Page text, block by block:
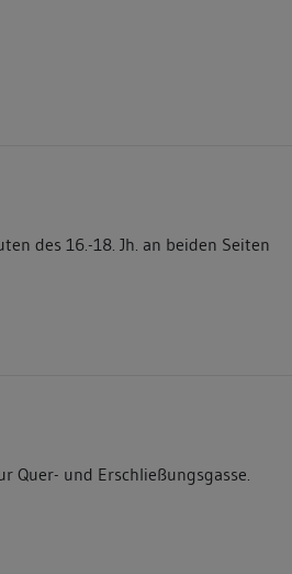
des 16.-18. Jh. an beiden Seiten
und Erschließungsgasse.